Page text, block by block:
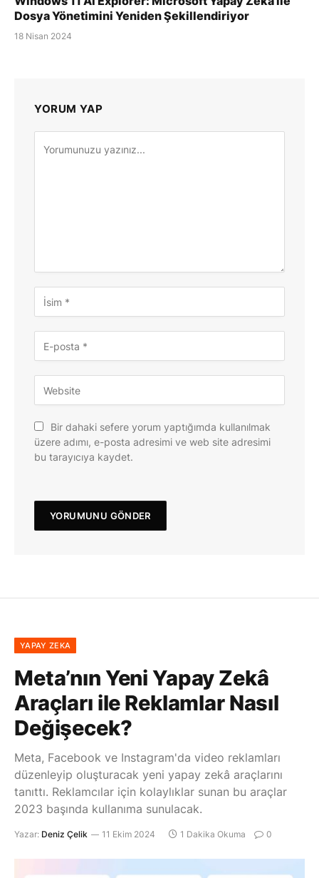
Dosya Yönetimini Yeniden Şekillendiriyor
18 Nisan 2024
YORUM YAP
Bir dahaki sefere yorum yaptığımda kullanılmak
üzere adımı, e-posta adresimi ve web site adresimi
bu tarayıcıya kaydet.
YAPAY ZEKA
Meta’nın Yeni Yapay Zekâ
Araçları ile Reklamlar Nasıl
Değişecek?
Meta, Facebook ve Instagram'da video reklamları
düzenleyip oluşturacak yeni yapay zekâ araçlarını
tanıttı. Reklamcılar için kolaylıklar sunan bu araçlar
2023 başında kullanıma sunulacak.
Yazar: Deniz Çelik 11 Ekim 2024 1 Dakika Okuma 0